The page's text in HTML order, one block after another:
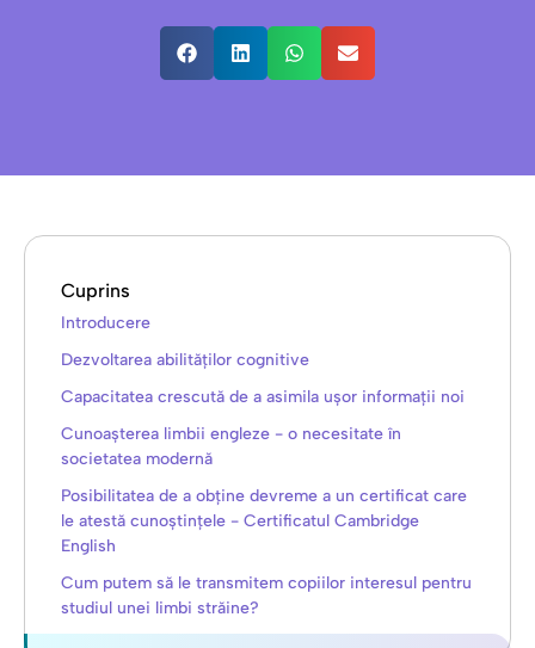
Cuprins
Introducere
Dezvoltarea abilităților cognitive
Capacitatea crescută de a asimila ușor informații noi
Cunoașterea limbii engleze - o necesitate în
societatea modernă
Posibilitatea de a obține devreme a un certificat care
le atestă cunoștințele - Certificatul Cambridge
English
Cum putem să le transmitem copiilor interesul pentru
studiul unei limbi străine?